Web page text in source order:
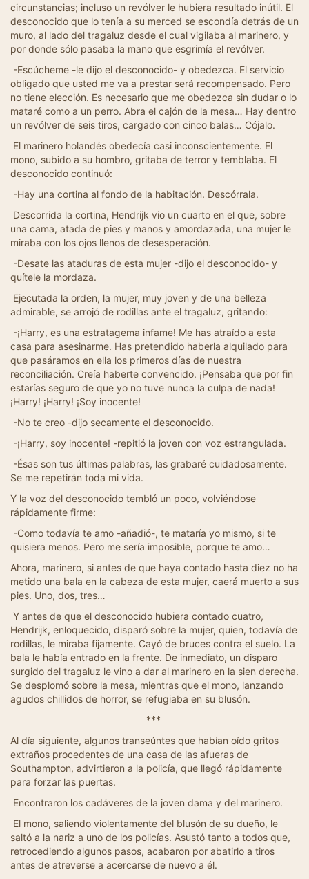
circunstancias; incluso un revólver le hubiera resultado inútil. El
desconocido que lo tenía a su merced se escondía detrás de un
muro, al lado del tragaluz desde el cual vigilaba al marinero, y
por donde sólo pasaba la mano que esgrimía el revólver.
-Escúcheme -le dijo el desconocido- y obedezca. El servicio
obligado que usted me va a prestar será recompensado. Pero
no tiene elección. Es necesario que me obedezca sin dudar o lo
mataré como a un perro. Abra el cajón de la mesa… Hay dentro
un revólver de seis tiros, cargado con cinco balas… Cójalo.
El marinero holandés obedecía casi inconscientemente. El
mono, subido a su hombro, gritaba de terror y temblaba. El
desconocido continuó:
-Hay una cortina al fondo de la habitación. Descórrala.
Descorrida la cortina, Hendrijk vio un cuarto en el que, sobre
una cama, atada de pies y manos y amordazada, una mujer le
miraba con los ojos llenos de desesperación.
-Desate las ataduras de esta mujer -dijo el desconocido- y
quítele la mordaza.
Ejecutada la orden, la mujer, muy joven y de una belleza
admirable, se arrojó de rodillas ante el tragaluz, gritando:
-¡Harry, es una estratagema infame! Me has atraído a esta
casa para asesinarme. Has pretendido haberla alquilado para
que pasáramos en ella los primeros días de nuestra
reconciliación. Creía haberte convencido. ¡Pensaba que por fin
estarías seguro de que yo no tuve nunca la culpa de nada!
¡Harry! ¡Harry! ¡Soy inocente!
-No te creo -dijo secamente el desconocido.
-¡Harry, soy inocente! -repitió la joven con voz estrangulada.
-Ésas son tus últimas palabras, las grabaré cuidadosamente.
Se me repetirán toda mi vida.
Y la voz del desconocido tembló un poco, volviéndose
rápidamente firme:
-Como todavía te amo -añadió-, te mataría yo mismo, si te
quisiera menos. Pero me sería imposible, porque te amo…
Ahora, marinero, si antes de que haya contado hasta diez no ha
metido una bala en la cabeza de esta mujer, caerá muerto a sus
pies. Uno, dos, tres…
Y antes de que el desconocido hubiera contado cuatro,
Hendrijk, enloquecido, disparó sobre la mujer, quien, todavía de
rodillas, le miraba fijamente. Cayó de bruces contra el suelo. La
bala le había entrado en la frente. De inmediato, un disparo
surgido del tragaluz le vino a dar al marinero en la sien derecha.
Se desplomó sobre la mesa, mientras que el mono, lanzando
agudos chillidos de horror, se refugiaba en su blusón.
***
Al día siguiente, algunos transeúntes que habían oído gritos
extraños procedentes de una casa de las afueras de
Southampton, advirtieron a la policía, que llegó rápidamente
para forzar las puertas.
Encontraron los cadáveres de la joven dama y del marinero.
El mono, saliendo violentamente del blusón de su dueño, le
saltó a la nariz a uno de los policías. Asustó tanto a todos que,
retrocediendo algunos pasos, acabaron por abatirlo a tiros
antes de atreverse a acercarse de nuevo a él.